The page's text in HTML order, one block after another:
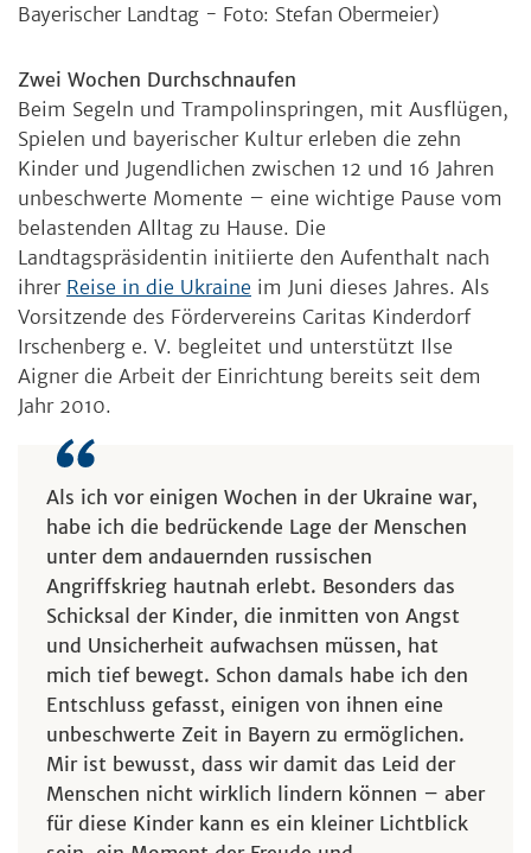
Bayerischer Landtag - Foto: Stefan Obermeier)
Zwei Wochen Durchschnaufen
Beim Segeln und Trampolinspringen, mit Ausflügen,
Spielen und bayerischer Kultur erleben die zehn
Kinder und Jugendlichen zwischen 12 und 16 Jahren
unbeschwerte Momente – eine wichtige Pause vom
belastenden Alltag zu Hause. Die
Landtagspräsidentin initiierte den Aufenthalt nach
ihrer Reise in die Ukraine im Juni dieses Jahres. Als
Vorsitzende des Fördervereins Caritas Kinderdorf
Irschenberg e. V. begleitet und unterstützt Ilse
Aigner die Arbeit der Einrichtung bereits seit dem
Jahr 2010.
Als ich vor einigen Wochen in der Ukraine war,
habe ich die bedrückende Lage der Menschen
unter dem andauernden russischen
Angriffskrieg hautnah erlebt. Besonders das
Schicksal der Kinder, die inmitten von Angst
und Unsicherheit aufwachsen müssen, hat
mich tief bewegt. Schon damals habe ich den
Entschluss gefasst, einigen von ihnen eine
unbeschwerte Zeit in Bayern zu ermöglichen.
Mir ist bewusst, dass wir damit das Leid der
Menschen nicht wirklich lindern können – aber
für diese Kinder kann es ein kleiner Lichtblick